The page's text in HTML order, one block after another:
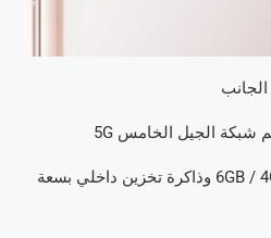
ذاكرة RAM بسعة 6GB / 4GB وذاكرة تخزين داخلي بسعة